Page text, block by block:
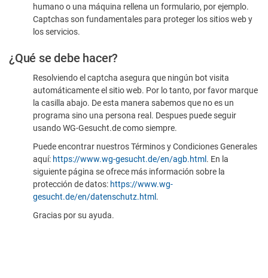
humano
humano o una máquina rellena un formulario, por ejemplo.
Captchas son fundamentales para proteger los sitios web y
los servicios.
¿Qué se debe hacer?
Resolviendo el captcha asegura que ningún bot visita
automáticamente el sitio web. Por lo tanto, por favor marque
la casilla abajo. De esta manera sabemos que no es un
programa sino una persona real. Despues puede seguir
usando WG-Gesucht.de como siempre.
Puede encontrar nuestros Términos y Condiciones Generales
aquí: https://www.wg-gesucht.de/en/agb.html . En la
siguiente página se ofrece más información sobre la
protección de datos: https://www.wg-
gesucht.de/en/datenschutz.html .
Gracias por su ayuda.